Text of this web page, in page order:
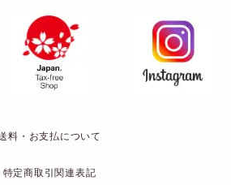
料・お支払について
特定商取引関連表記